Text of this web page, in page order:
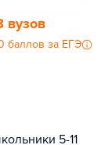
вузов
баллов за ЕГЭ
5-11